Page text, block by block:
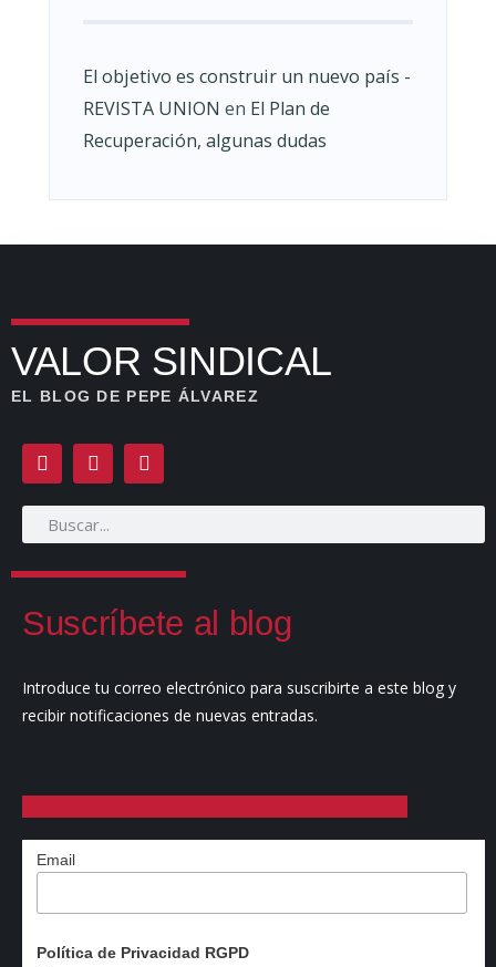
El objetivo es construir un nuevo país -
REVISTA UNION en El Plan de
Recuperación, algunas dudas
VALOR SINDICAL
EL BLOG DE PEPE ÁLVAREZ
Suscríbete al blog
Introduce tu correo electrónico para suscribirte a este blog y
recibir notificaciones de nuevas entradas.
Email
Política de Privacidad RGPD